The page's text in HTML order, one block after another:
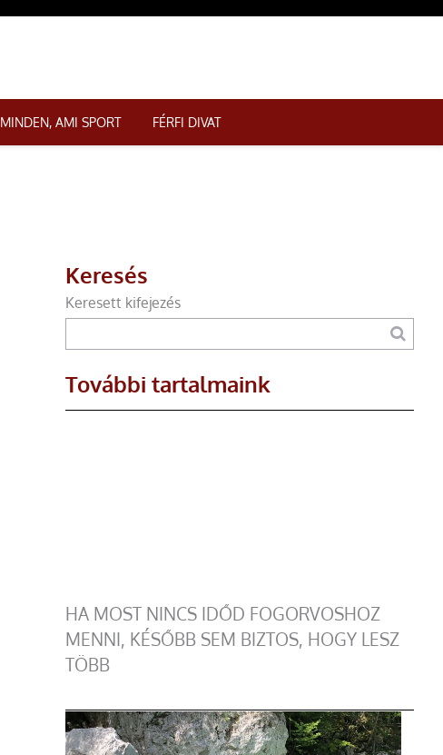
MINDEN, AMI SPORT FÉRFI DIVAT
Keresés
Keresett kifejezés
További tartalmaink
HA MOST NINCS IDŐD FOGORVOSHOZ
MENNI, KÉSŐBB SEM BIZTOS, HOGY LESZ
TÖBB